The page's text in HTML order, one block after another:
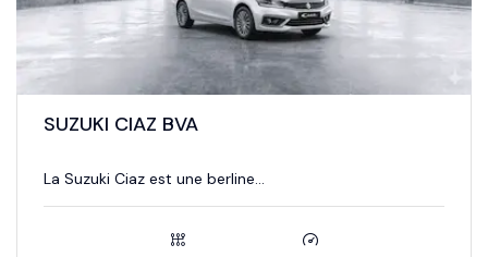
SUZUKI CIAZ BVA
La Suzuki Ciaz est une berline...